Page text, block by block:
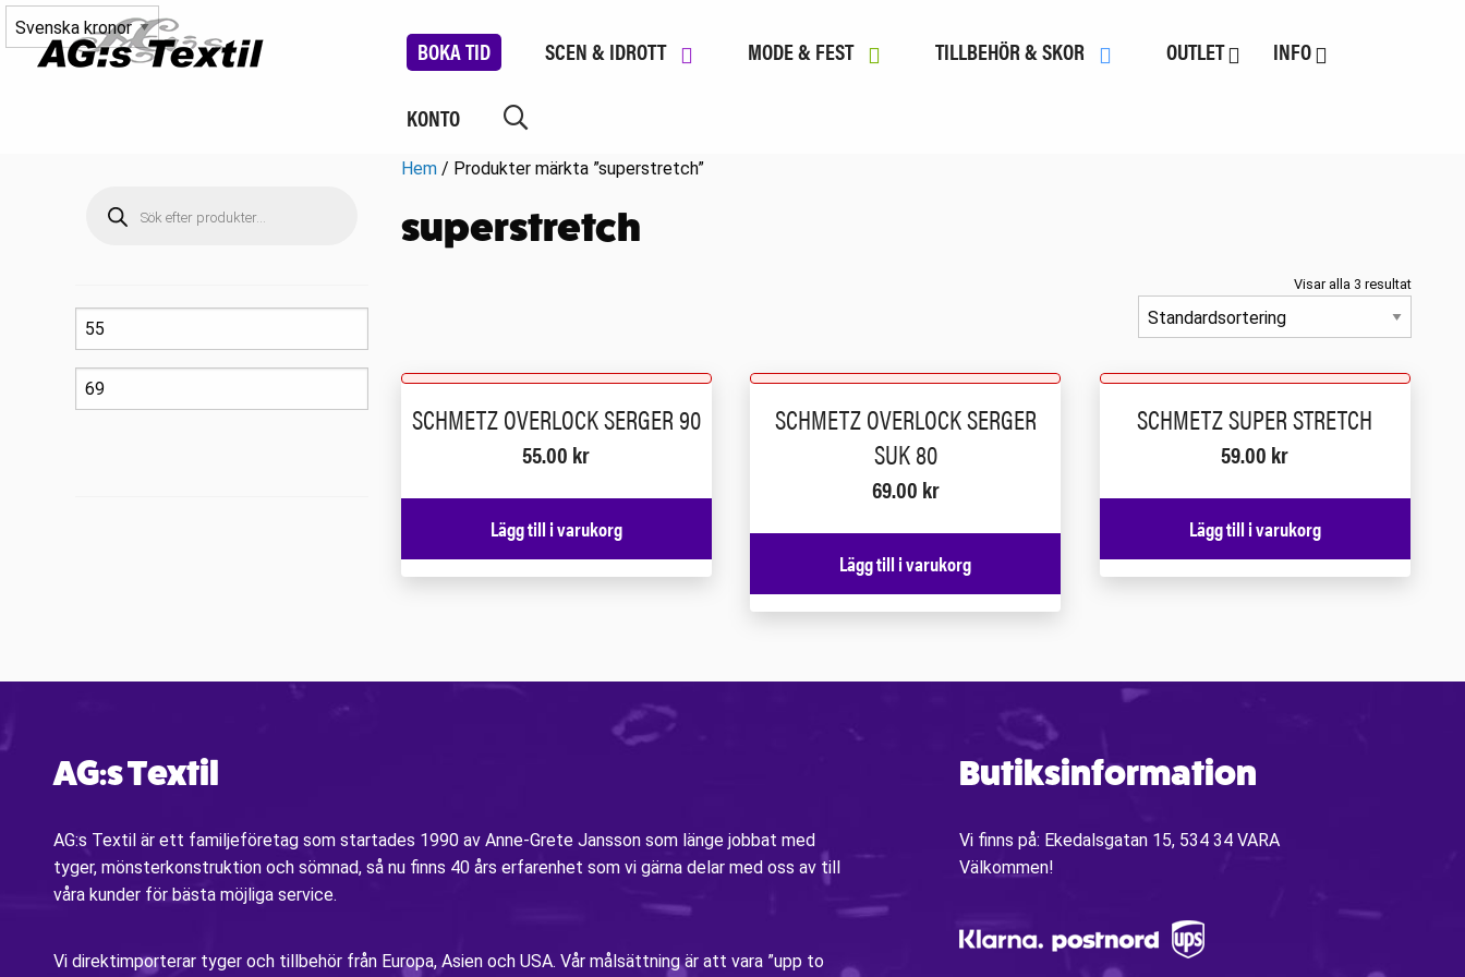
BOKA TID SCEN & IDROTT MODE & FEST TILLBEHÖR & SKOR OUTLET INFO
KONTO
Hem/ Produkter märkta ”superstretch”
superstretch
Visar alla 3 resultat
SCHMETZ OVERLOCK SERGER 90
55.00 kr
Lägg till i varukorg
SCHMETZ OVERLOCK SERGER
SUK 80
69.00 kr
Lägg till i varukorg
SCHMETZ SUPER STRETCH
59.00 kr
Lägg till i varukorg
AG:s Textil
AG:s Textil är ett familjeföretag som startades 1990 av Anne-Grete Jansson som länge jobbat med
tyger, mönsterkonstruktion och sömnad, så nu finns 40 års erfarenhet som vi gärna delar med oss av till
våra kunder för bästa möjliga service.
Vi direktimporterar tyger och tillbehör från Europa, Asien och USA. Vår målsättning är att vara ”upp to
Butiksinformation
Vi finns på: Ekedalsgatan 15, 534 34 VARA
Välkommen!